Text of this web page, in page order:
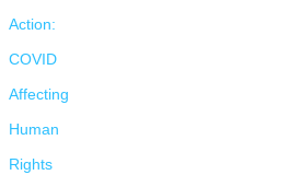
Action:
COVID
Affecting
Human
Rights